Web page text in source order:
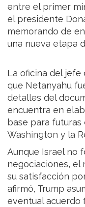
entre el primer
el presidente
memorando de
una nueva etapa
La oficina del
que Netanyahu
detalles del
encuentra en
base para
Washington y la
Aunque Israel no
negociaciones, el
su satisfacción
afirmó, Trump
eventual acuerdo